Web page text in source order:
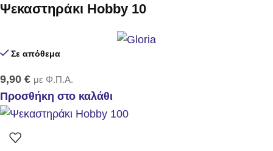
Ψεκαστηράκι Hobby 10
Σε απόθεμα
9,90 € με Φ.Π.Α.
Προσθήκη στο καλάθι